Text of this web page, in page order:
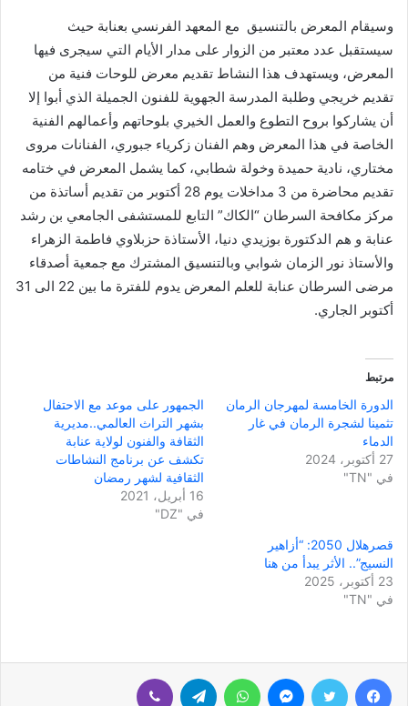
وسيقام المعرض بالتنسيق مع المعهد الفرنسي بعنابة حيث
سيستقبل عدد معتبر من الزوار على مدار الأيام التي سيجرى فيها
المعرض، ويستهدف هذا النشاط تقديم معرض للوحات فنية من
تقديم خريجي وطلبة المدرسة الجهوية للفنون الجميلة الذي أبوا إلا
أن يشاركوا بروح التطوع والعمل الخيري بلوحاتهم وأعمالهم الفنية
الخاصة في هذا المعرض وهم الفنان زكرياء جبوري، الفنانات مروى
مختاري، نادية حميدة وخولة شطابي، كما يشمل المعرض في ختامه
تقديم محاضرة من 3 مداخلات يوم 28 أكتوبر من تقديم أساتذة من
مركز مكافحة السرطان “الكاك” التابع للمستشفى الجامعي بن رشد
عنابة و هم الدكتورة بوزيدي دنيا، الأستاذة حزبلاوي فاطمة الزهراء
والأستاذ نور الزمان شوابي وبالتنسيق المشترك مع جمعية أصدقاء
مرضى السرطان عنابة للعلم المعرض يدوم للفترة ما بين 22 الى 31
أكتوبر الجاري.
مرتبط
الدورة الخامسة لمهرجان الرمان
تثمينا لشجرة الرمان في غار
الدماء
27 أكتوبر، 2024
في "TN"
الجمهور على موعد مع الاحتفال
بشهر التراث العالمي..مديرية
الثقافة والفنون لولاية عنابة
تكشف عن برنامج النشاطات
الثقافية لشهر رمضان
16 أبريل، 2021
في "DZ"
قصرهلال 2050: “أزاهير
النسيج”.. الأثر يبدأ من هنا
23 أكتوبر، 2025
في "TN"
فيسبوك تويتر ماسنجر واتساب تيلقرام